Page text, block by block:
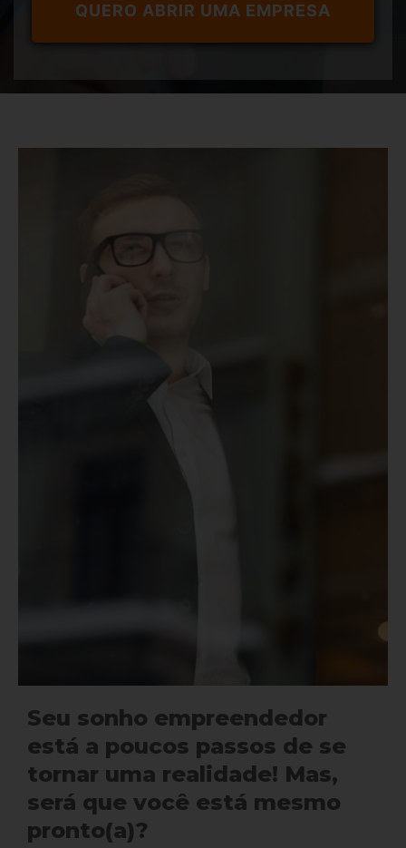
Seu sonho empreendedor
está a poucos passos de se
tornar uma realidade! Mas,
será que você está mesmo
pronto(a)?